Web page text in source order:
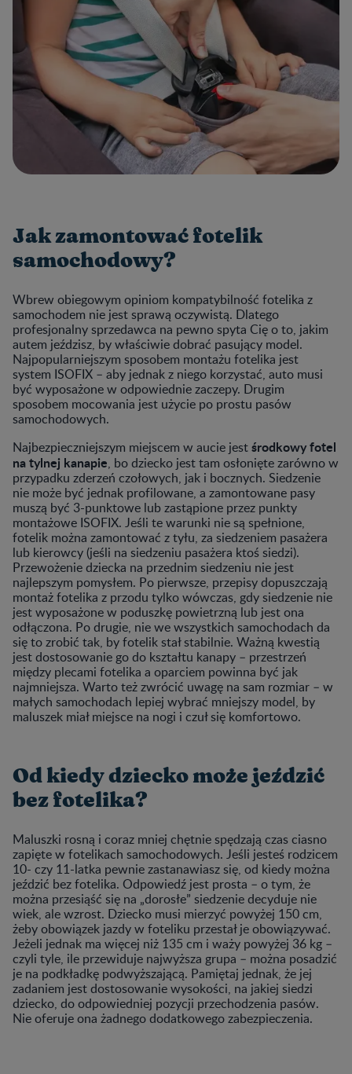
Jak zamontować fotelik
samochodowy?
Wbrew obiegowym opiniom kompatybilność fotelika z
samochodem nie jest sprawą oczywistą. Dlatego
profesjonalny sprzedawca na pewno spyta Cię o to, jakim
autem jeździsz, by właściwie dobrać pasujący model.
Najpopularniejszym sposobem montażu fotelika jest
system ISOFIX – aby jednak z niego korzystać, auto musi
być wyposażone w odpowiednie zaczepy. Drugim
sposobem mocowania jest użycie po prostu pasów
samochodowych.
Najbezpieczniejszym miejscem w aucie jestśrodkowy fotel
na tylnej kanapie, bo dziecko jest tam osłonięte zarówno w
przypadku zderzeń czołowych, jak i bocznych. Siedzenie
nie może być jednak profilowane, a zamontowane pasy
muszą być 3-punktowe lub zastąpione przez punkty
montażowe ISOFIX. Jeśli te warunki nie są spełnione,
fotelik można zamontować z tyłu, za siedzeniem pasażera
lub kierowcy (jeśli na siedzeniu pasażera ktoś siedzi).
Przewożenie dziecka na przednim siedzeniu nie jest
najlepszym pomysłem. Po pierwsze, przepisy dopuszczają
montaż fotelika z przodu tylko wówczas, gdy siedzenie nie
jest wyposażone w poduszkę powietrzną lub jest ona
odłączona. Po drugie, nie we wszystkich samochodach da
się to zrobić tak, by fotelik stał stabilnie. Ważną kwestią
jest dostosowanie go do kształtu kanapy – przestrzeń
między plecami fotelika a oparciem powinna być jak
najmniejsza. Warto też zwrócić uwagę na sam rozmiar – w
małych samochodach lepiej wybrać mniejszy model, by
maluszek miał miejsce na nogi i czuł się komfortowo.
Od kiedy dziecko może jeździć
bez fotelika?
Maluszki rosną i coraz mniej chętnie spędzają czas ciasno
zapięte w fotelikach samochodowych. Jeśli jesteś rodzicem
10- czy 11-latka pewnie zastanawiasz się, od kiedy można
jeździć bez fotelika. Odpowiedź jest prosta – o tym, że
można przesiąść się na „dorosłe” siedzenie decyduje nie
wiek, ale wzrost. Dziecko musi mierzyć powyżej 150 cm,
żeby obowiązek jazdy w foteliku przestał je obowiązywać.
Jeżeli jednak ma więcej niż 135 cm i waży powyżej 36 kg –
czyli tyle, ile przewiduje najwyższa grupa – można posadzić
je na podkładkę podwyższającą. Pamiętaj jednak, że jej
zadaniem jest dostosowanie wysokości, na jakiej siedzi
dziecko, do odpowiedniej pozycji przechodzenia pasów.
Nie oferuje ona żadnego dodatkowego zabezpieczenia.